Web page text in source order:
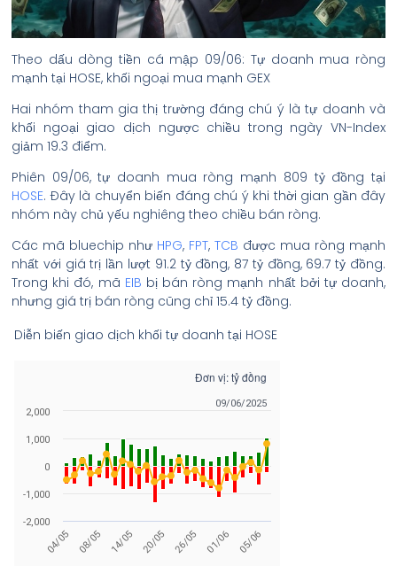
Theo dấu dòng tiền cá mập 09/06: Tự doanh mua ròng
mạnh tại HOSE, khối ngoại mua mạnh GEX
Hai nhóm tham gia thị trường đáng chú ý là tự doanh và
khối ngoại giao dịch ngược chiều trong ngày VN-Index
giảm 19.3 điểm.
Phiên 09/06, tự doanh mua ròng mạnh 809 tỷ đồng tại
HOSE. Đây là chuyển biến đáng chú ý khi thời gian gần đây
nhóm này chủ yếu nghiêng theo chiều bán ròng.
Các mã bluechip như HPG, FPT, TCB được mua ròng mạnh
nhất với giá trị lần lượt 91.2 tỷ đồng, 87 tỷ đồng, 69.7 tỷ đồng.
Trong khi đó, mã EIB bị bán ròng mạnh nhất bởi tự doanh,
nhưng giá trị bán ròng cũng chỉ 15.4 tỷ đồng.
Diễn biến giao dịch khối tự doanh tại HOSE